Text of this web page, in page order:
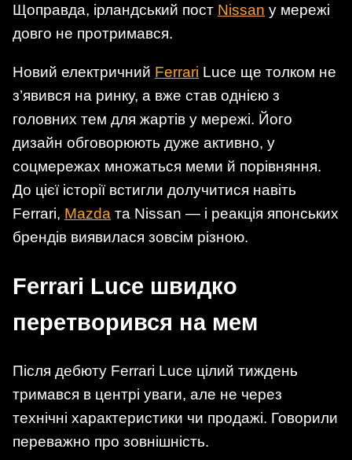
Щоправда, ірландський пост Nissan у мережі
довго не протримався.
Новий електричний Ferrari Luce ще толком не
з’явився на ринку, а вже став однією з
головних тем для жартів у мережі. Його
дизайн обговорюють дуже активно, у
соцмережах множаться меми й порівняння.
До цієї історії встигли долучитися навіть
Ferrari, Mazda та Nissan — і реакція японських
брендів виявилася зовсім різною.
Ferrari Luce швидко
перетворився на мем
Після дебюту Ferrari Luce цілий тиждень
тримався в центрі уваги, але не через
технічні характеристики чи продажі. Говорили
переважно про зовнішність.